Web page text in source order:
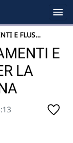
E FLUS…
E
LA